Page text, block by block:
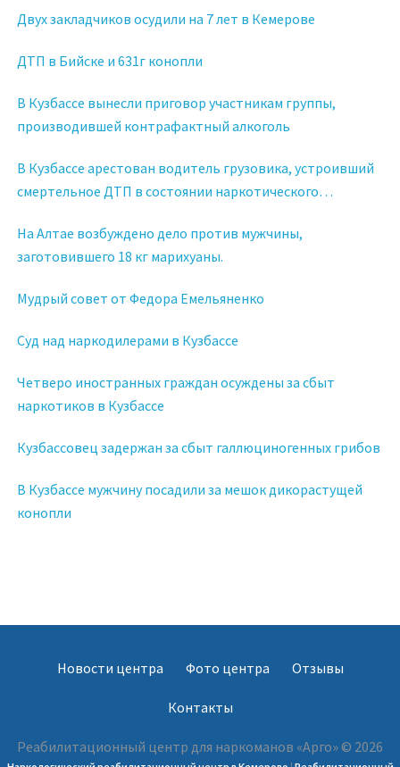
Двух закладчиков осудили на 7 лет в Кемерове
ДТП в Бийске и 631г конопли
В Кузбассе вынесли приговор участникам группы,
производившей контрафактный алкоголь
В Кузбассе арестован водитель грузовика, устроивший
смертельное ДТП в состоянии наркотического
На Алтае возбуждено дело против мужчины,
заготовившего 18 кг марихуаны.
Мудрый совет от Федора Емельяненко
Суд над наркодилерами в Кузбассе
Четверо иностранных граждан осуждены за сбыт
наркотиков в Кузбассе
Кузбассовец задержан за сбыт галлюциногенных грибов
В Кузбассе мужчину посадили за мешок дикорастущей
конопли
Новости центра Фото центра Отзывы
Контакты
Реабилитационный центр для наркоманов «Арго» © 2026